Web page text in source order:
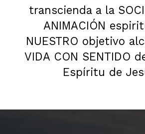
transcienda a la
ANIMACIÓN
NUESTRO objetivo
VIDA CON SENTIDO
Espíritu de